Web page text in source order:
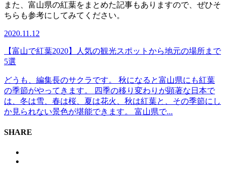
また、富山県の紅葉をまとめた記事もありますので、ぜひそ
ちらも参考にしてみてください。
2020.11.12
【富山で紅葉2020】人気の観光スポットから地元の場所まで
5選
どうも、編集長のサクラです。 秋になると富山県にも紅葉
の季節がやってきます。 四季の移り変わりが顕著な日本で
は、冬は雪、春は桜、夏は花火、秋は紅葉と、その季節にし
か見られない景色が堪能できます。 富山県で...
SHARE